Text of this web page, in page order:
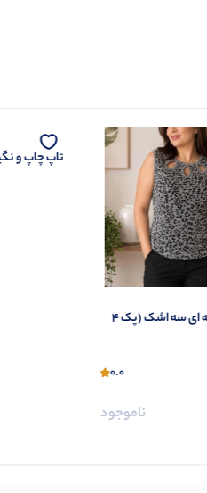
کراپ تاپ حلقه ای سه اشک (پک 4
0.0
ناموجود
تاپ چاپ و نگین